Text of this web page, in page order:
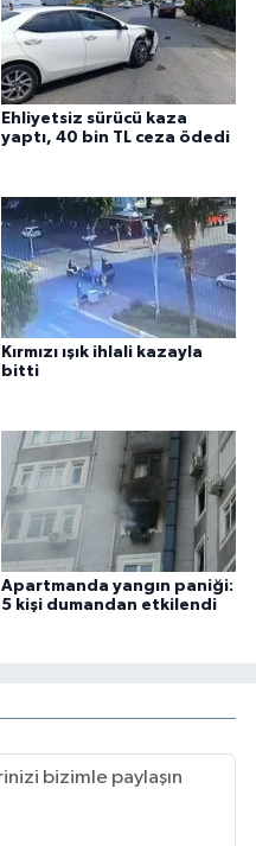
Ehliyetsiz sürücü kaza
yaptı, 40 bin TL ceza ödedi
Kırmızı ışık ihlali kazayla
bitti
Apartmanda yangın paniği:
5 kişi dumandan etkilendi